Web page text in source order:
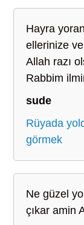
Hayra
ellerinize
Allah razı
Rabbim
sude
Rüyada
görmek
Ne güzel
çıkar amin